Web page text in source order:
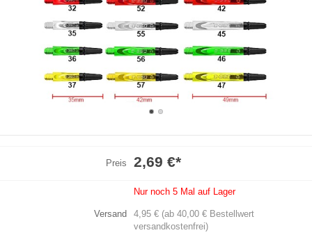
Preis 2,69 €*
Nur noch 5 Mal auf Lager
Versand
4,95 € (ab 40,00 € Bestellwert
versandkostenfrei)